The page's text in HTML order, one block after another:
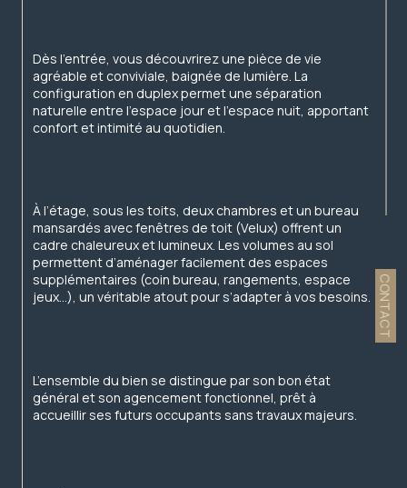
CONTACT
Dès l’entrée, vous découvrirez une pièce de vie
agréable et conviviale, baignée de lumière. La
configuration en duplex permet une séparation
naturelle entre l’espace jour et l’espace nuit, apportant
confort et intimité au quotidien.
À l’étage, sous les toits, deux chambres et un bureau
mansardés avec fenêtres de toit (Velux) offrent un
cadre chaleureux et lumineux. Les volumes au sol
permettent d’aménager facilement des espaces
supplémentaires (coin bureau, rangements, espace
jeux…), un véritable atout pour s’adapter à vos besoins.
L’ensemble du bien se distingue par son bon état
général et son agencement fonctionnel, prêt à
accueillir ses futurs occupants sans travaux majeurs.